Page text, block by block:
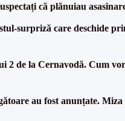
că plănuiau
surpriză care deschide
2 de la Cernavodă. Cum
au fost anunțate. Miza